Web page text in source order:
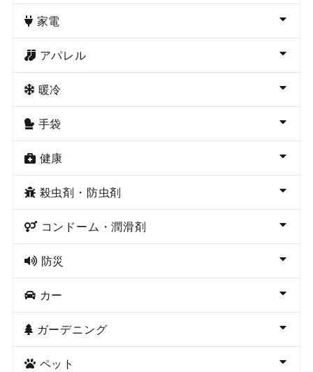
家電
アパレル
暖冷
手袋
健康
殺虫剤・防虫剤
コンドーム・潤滑剤
防災
カー
ガーデニング
ペット